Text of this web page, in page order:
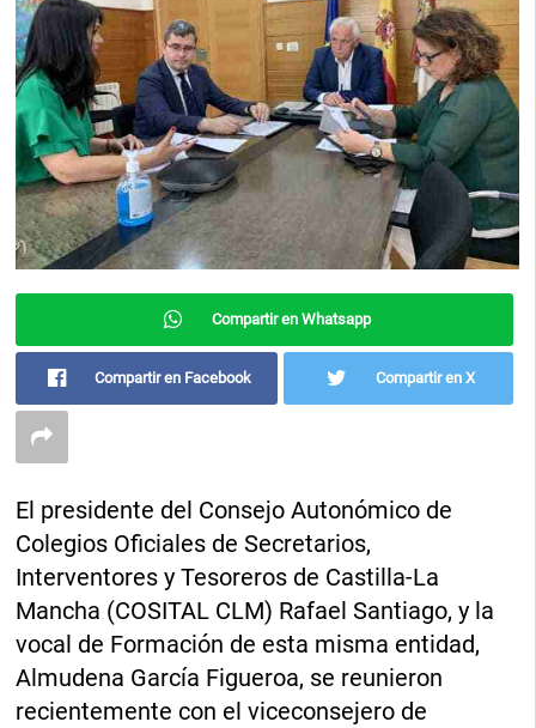
Compartir en Whatsapp
Compartir en Facebook Compartir en X
El presidente del Consejo Autonómico de
Colegios Oficiales de Secretarios,
Interventores y Tesoreros de Castilla-La
Mancha (COSITAL CLM) Rafael Santiago, y la
vocal de Formación de esta misma entidad,
Almudena García Figueroa, se reunieron
recientemente con el viceconsejero de